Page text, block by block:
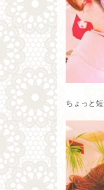
ちょっと